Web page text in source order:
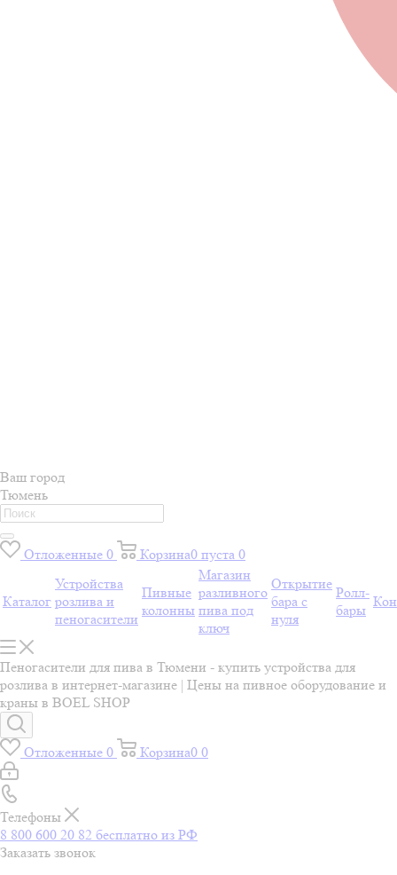
Ваш город
Тюмень
Отложенные 0 Корзина0 пуста 0
Каталог
Устройства
розлива и
пеногасители
Пивные
колонны
Магазин
разливного
пива под
ключ
Открытие
бара с
нуля
Ролл-
бары
Пеногасители для пива в Тюмени - купить устройства для
розлива в интернет-магазине | Цены на пивное оборудование и
краны в BOEL SHOP
Отложенные 0 Корзина0 0
Телефоны
8 800 600 20 82 бесплатно из РФ
Заказать звонок